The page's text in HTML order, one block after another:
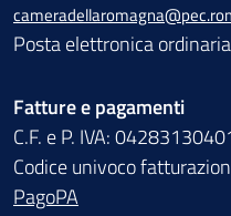
Posta elettronica
Fatture e pagamenti
C.F. e P. IVA:
Codice univoco
PagoPA